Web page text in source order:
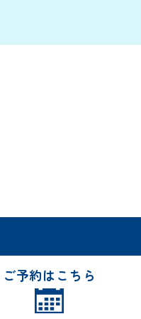
ご予約はこちら